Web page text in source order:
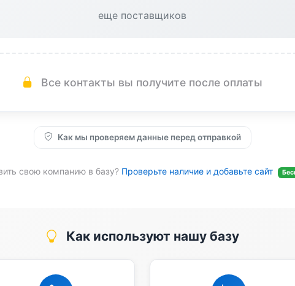
еще поставщиков
Все контакты вы получите после оплаты
Как мы проверяем данные перед отправкой
свою компанию в базу? Проверьте наличие и добавьте сайт
Как используют нашу базу